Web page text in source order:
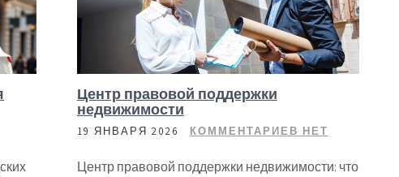
Центр правовой поддержки
недвижимости
19 ЯНВАРЯ 2026 КОММЕНТАРИЕВ НЕТ
Центр правовой поддержки недвижимости: что